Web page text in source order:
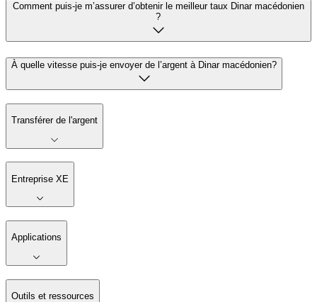
Comment puis-je m’assurer d’obtenir le meilleur taux Dinar macédonien
?
À quelle vitesse puis-je envoyer de l’argent à Dinar macédonien?
Transférer de l'argent
Entreprise XE
Applications
Outils et ressources